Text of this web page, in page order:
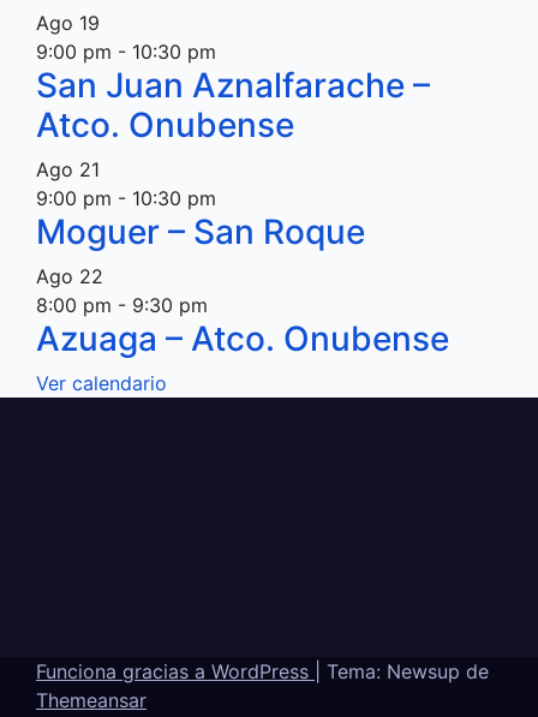
Ago 19
9:00 pm - 10:30 pm
San Juan Aznalfarache –
Atco. Onubense
Ago 21
9:00 pm - 10:30 pm
Moguer – San Roque
Ago 22
8:00 pm - 9:30 pm
Azuaga – Atco. Onubense
Ver calendario
Funciona gracias a WordPress
Tema: Newsup de
Themeansar